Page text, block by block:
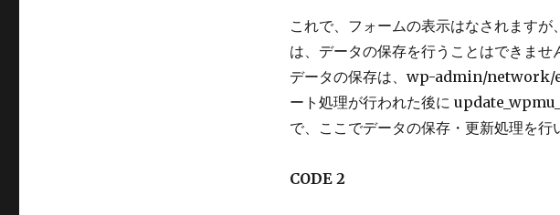
これで、フォームの表示はなされます
は、データの保存を行うことはできませ
データの保存は、wp-admin/network/
ート処理が行われた後に
で、ここでデータの保存・更新処理を行
CODE 2